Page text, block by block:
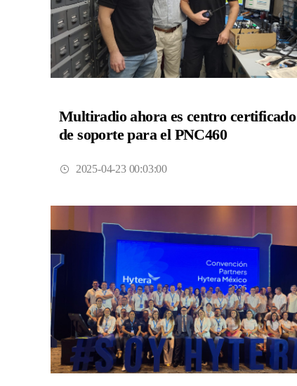
Multiradio ahora es centro certificado
de soporte para el PNC460
2025-04-23 00:03:00